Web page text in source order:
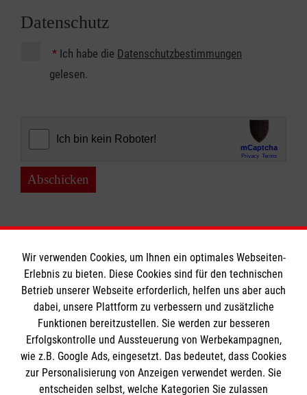
Datenschutz
* Ich habe die Datenschutzbestimmungen
gelesen.
Abschicken
Informationen
Impressum
Datenschutz
Barrierefreiheit
Die Malteser
Wir verwenden Cookies, um Ihnen ein optimales Webseiten-
Erlebnis zu bieten. Diese Cookies sind für den technischen
Betrieb unserer Webseite erforderlich, helfen uns aber auch
dabei, unsere Plattform zu verbessern und zusätzliche
Funktionen bereitzustellen. Sie werden zur besseren
Erfolgskontrolle und Aussteuerung von Werbekampagnen,
wie z.B. Google Ads, eingesetzt. Das bedeutet, dass Cookies
zur Personalisierung von Anzeigen verwendet werden. Sie
entscheiden selbst, welche Kategorien Sie zulassen